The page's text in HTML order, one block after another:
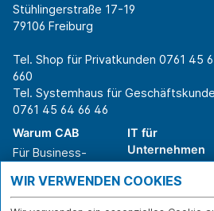
Stühlingerstraße 17-19
79106 Freiburg
Tel. Shop für Privatkunden 0761 45
660
Tel. Systemhaus für
0761 45 64 66 46
Warum CAB
Für Business-
Für IT-Leiter
IT für
Unternehmen
IT-Infrastruktur
WIR VERWENDEN COOKIES